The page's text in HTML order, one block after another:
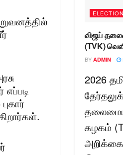
விஜய்
(TVK)
BY ADMIN
2026
கழகம்